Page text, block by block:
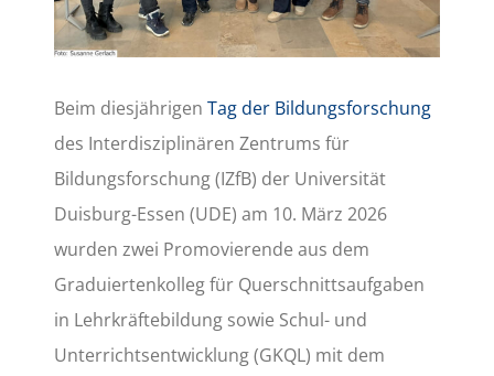
Beim diesjährigenTag der Bildungsforschung
des Interdisziplinären Zentrums für
Bildungsforschung (IZfB) der Universität
Duisburg-Essen (UDE) am 10. März 2026
wurden zwei Promovierende aus dem
Graduiertenkolleg für Querschnittsaufgaben
in Lehrkräftebildung sowie Schul- und
Unterrichtsentwicklung (GKQL) mit dem